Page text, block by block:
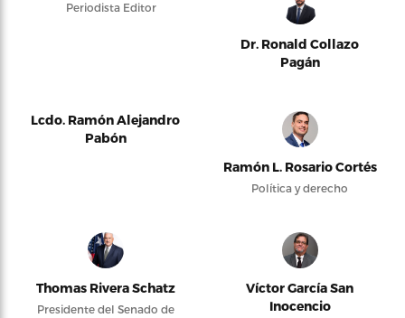
Periodista Editor
Dr. Ronald Collazo
Pagán
Lcdo. Ramón Alejandro
Pabón
Ramón L. Rosario Cortés
Política y derecho
Thomas Rivera Schatz
Presidente del Senado de
Víctor García San
Inocencio